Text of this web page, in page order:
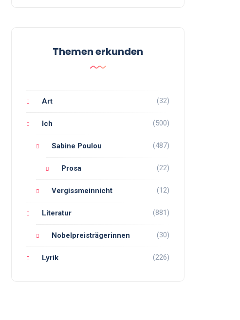
Themen erkunden
Art (32)
Ich (500)
Sabine Poulou (487)
Prosa (22)
Vergissmeinnicht (12)
Literatur (881)
Nobelpreisträgerinnen (30)
Lyrik (226)